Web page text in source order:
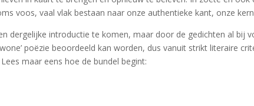
voos, vaal vlak bestaan naar onze authentieke kant, onze
dergelijke introductie te komen, maar door de gedichten al bij
poëzie beoordeeld kan worden, dus vanuit strikt literaire
maar eens hoe de bundel begint: